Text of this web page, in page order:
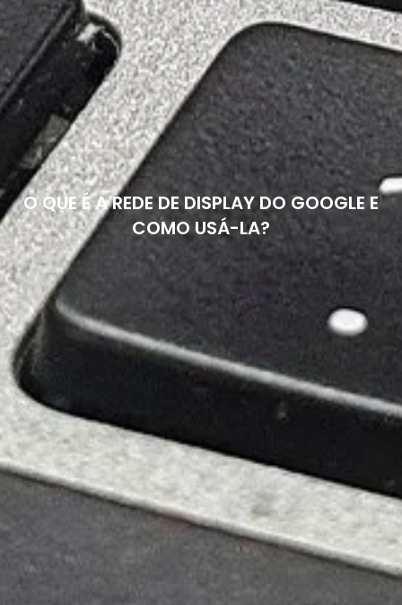
O QUE É A REDE DE DISPLAY DO GOOGLE E
COMO USÁ-LA?